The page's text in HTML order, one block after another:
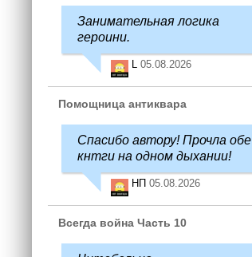
Занимательная логика
героини.
L 05.08.2026
Помощница антиквара
Спасибо автору! Прочла обе
кнтги на одном дыхании!
НП 05.08.2026
Всегда война Часть 10